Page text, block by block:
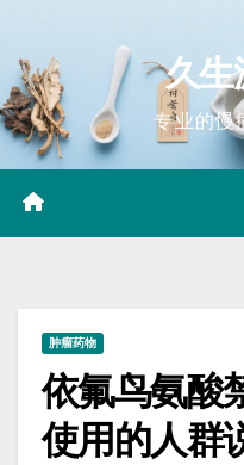
content
久生
专业的慢
肿瘤药物
依氟鸟氨酸
使用的人群